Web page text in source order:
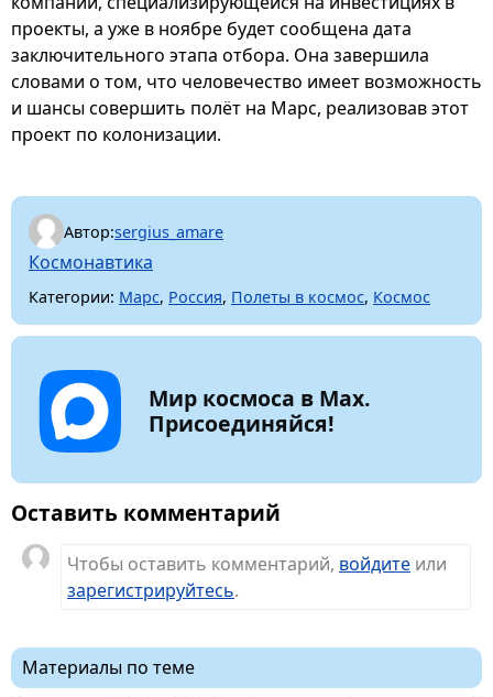
проекты, а уже в ноябре будет сообщена дата
заключительного этапа отбора. Она завершила
словами о том, что человечество имеет возможность
и шансы совершить полёт на Марс, реализовав этот
проект по колонизации.
Автор:sergius_amare
Космонавтика
Категории: Марс, Россия, Полеты в космос, Космос
Мир космоса в Max.
Присоединяйся!
Оставить комментарий
Чтобы оставить комментарий, войдите или
зарегистрируйтесь.
Материалы по теме